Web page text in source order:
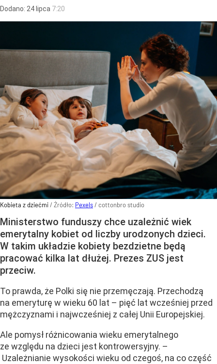
Dodano: 24 lipca 7:20
Kobieta z dziećmi/ Źródło: Pexels/ cottonbro studio
Ministerstwo funduszy chce uzależnić wiek
emerytalny kobiet od liczby urodzonych dzieci.
W takim układzie kobiety bezdzietne będą
pracować kilka lat dłużej. Prezes ZUS jest
przeciw.
To prawda, że Polki się nie przemęczają. Przechodzą
na emeryturę w wieku 60 lat – pięć lat wcześniej przed
mężczyznami i najwcześniej z całej Unii Europejskiej.
Ale pomysł różnicowania wieku emerytalnego
ze względu na dzieci jest kontrowersyjny. –
Uzależnianie wysokości wieku od czegoś, na co część